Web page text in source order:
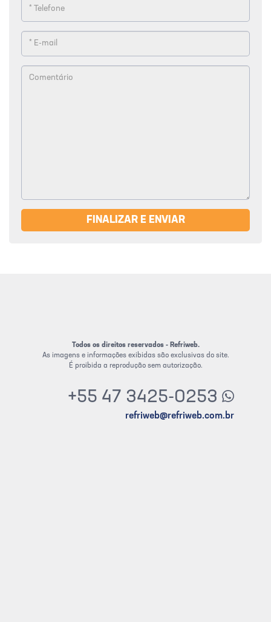
FINALIZAR E ENVIAR
Todos os direitos reservados - Refriweb.
As imagens e informações exibidas são exclusivas do site.
É proibida a reprodução sem autorização.
+55 47 3425-0253
refriweb@refriweb.com.br